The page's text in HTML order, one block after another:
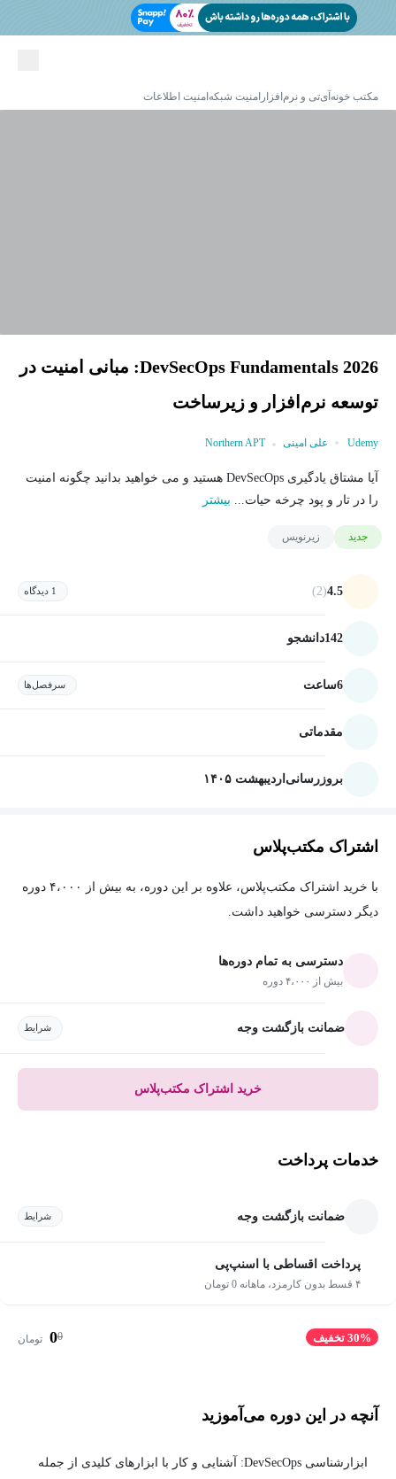
مکتب خونه آی‌تی و نرم‌افزار امنیت شبکه امنیت اطلاعات
DevSecOps Fundamentals 2026: مبانی امنیت در
توسعه نرم‌افزار و زیرساخت
Udemy علی امینی Northern APT
​آیا مشتاق یادگیری DevSecOps هستید و می خواهید بدانید چگونه امنیت
را در تار و پود چرخه حیات... بیشتر
جدید زیرنویس
4.5
(2) 1 دیدگاه
142دانشجو
6ساعت سرفصل‌ها
مقدماتی
بروزرسانی اردیبهشت ۱۴۰۵
اشتراک مکتب‌پلاس
با خرید اشتراک مکتب‌پلاس، علاوه بر این دوره، به بیش از ۴،۰۰۰ دوره
دیگر دسترسی خواهید داشت.
دسترسی به تمام دوره‌ها
بیش از ۴،۰۰۰ دوره
ضمانت بازگشت وجه شرایط
خرید اشتراک مکتب‌پلاس
خدمات پرداخت
ضمانت بازگشت وجه شرایط
پرداخت اقساطی با اسنپ‌پی
۴ قسط بدون کارمزد، ماهانه 0 تومان
30% تخفیف 0
0 تومان
آنچه در این دوره می‌آموزید
ابزارشناسی DevSecOps: آشنایی و کار با ابزارهای کلیدی از جمله